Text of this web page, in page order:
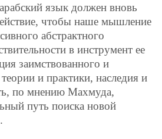
язык должен вновь
чтобы наше мышление
абстрактного
в инструмент ее
заимствованного и
и практики, наследия и
по мнению Махмуда,
путь поиска новой
.